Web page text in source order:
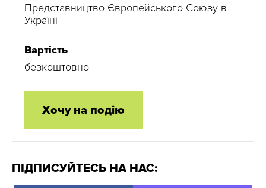
Представництво Європейського Союзу в
Україні
Вартість
безкоштовно
Хочу на подію
ПІДПИСУЙТЕСЬ НА НАС: